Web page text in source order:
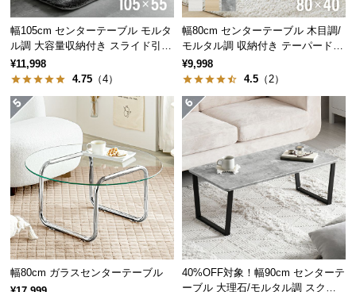
搬
入
経
い
返
品・
キ
ャ
ン
幅105cm センターテーブル モルタ
ル調 大容量収納付き スライド引き
出し2杯
¥11,998
4.75 （4）
幅80cm センターテーブル 木目調/
モルタル調 収納付き テーパードレ
ッグ
¥9,998
4.5 （2）
幅80cm ガラスセンターテーブル
40%OFF対象！幅90cm センターテ
ーブル 大理石/モルタル調 スクエ